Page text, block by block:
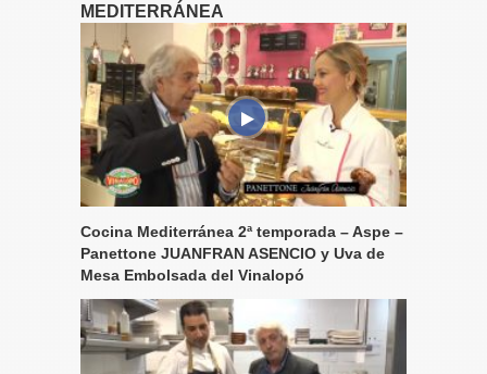
MEDITERRÁNEA
Cocina Mediterránea 2ª temporada – Aspe –
Panettone JUANFRAN ASENCIO y Uva de
Mesa Embolsada del Vinalopó